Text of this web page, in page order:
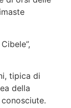
tipica di
della